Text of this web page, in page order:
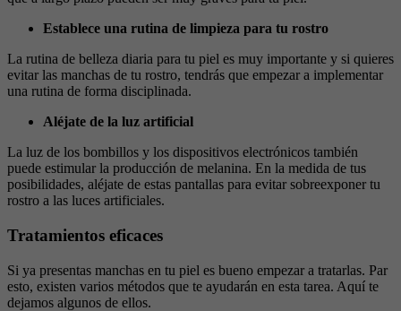
Establece una rutina de limpieza para tu rostro
La rutina de belleza diaria para tu piel es muy importante y si quieres
evitar las manchas de tu rostro, tendrás que empezar a implementar
una rutina de forma disciplinada.
Aléjate de la luz artificial
La luz de los bombillos y los dispositivos electrónicos también
puede estimular la producción de melanina. En la medida de tus
posibilidades, aléjate de estas pantallas para evitar sobreexponer tu
rostro a las luces artificiales.
Tratamientos eficaces
Si ya presentas manchas en tu piel es bueno empezar a tratarlas. Par
esto, existen varios métodos que te ayudarán en esta tarea. Aquí te
dejamos algunos de ellos.